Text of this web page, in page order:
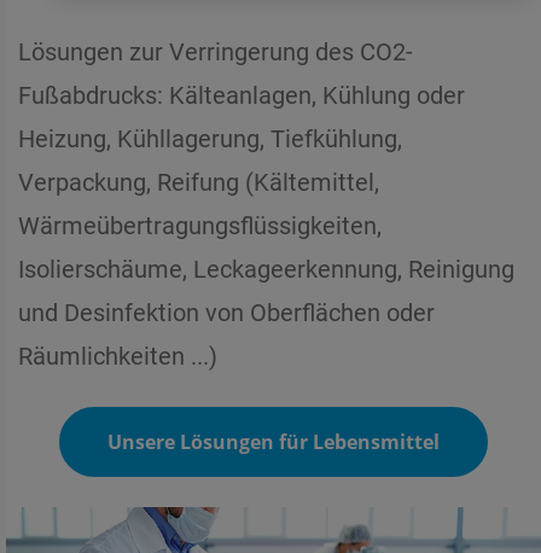
Lösungen zur Verringerung des CO2-
Fußabdrucks: Kälteanlagen, Kühlung oder
Heizung, Kühllagerung, Tiefkühlung,
Verpackung, Reifung (Kältemittel,
Wärmeübertragungsflüssigkeiten,
Isolierschäume, Leckageerkennung, Reinigung
und Desinfektion von Oberflächen oder
Räumlichkeiten ...)
Unsere Lösungen für Lebensmittel